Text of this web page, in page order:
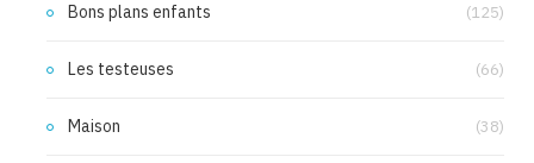
Bons plans enfants (125)
Les testeuses (66)
Maison (38)